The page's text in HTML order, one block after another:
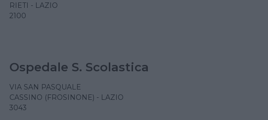
RIETI - LAZIO
2100
Ospedale S. Scolastica
VIA SAN PASQUALE
CASSINO (FROSINONE) - LAZIO
3043